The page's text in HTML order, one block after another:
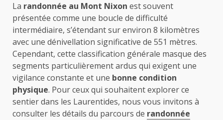
La randonnée au Mont Nixon est souvent
présentée comme une boucle de difficulté
intermédiaire, s’étendant sur environ 8 kilomètres
avec une dénivellation significative de 551 mètres.
Cependant, cette classification générale masque des
segments particulièrement ardus qui exigent une
vigilance constante et une bonne condition
physique. Pour ceux qui souhaitent explorer ce
sentier dans les Laurentides, nous vous invitons à
consulter les détails du parcours de randonnée